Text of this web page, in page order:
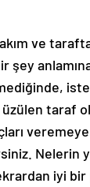
ve
şey
taraf
Nelerin
iyi bir